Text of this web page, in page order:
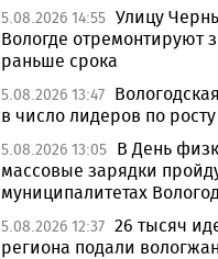
5.08.2026 14:55 Улицу
Вологде отремонтируют
раньше срока
5.08.2026 13:47
в число лидеров по
5.08.2026 13:05 В День
массовые зарядки
муниципалитетах
5.08.2026 12:37 26 тысяч
региона подали